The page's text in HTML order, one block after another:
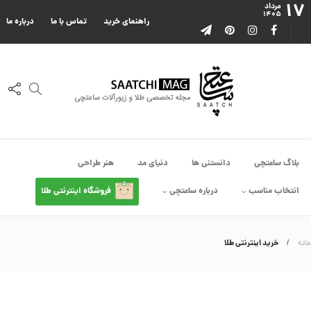
۱۷ مرداد
۱۴۰۵
درباره ما تماس با ما راهنمای خرید
بلاگ ساعتچی دانستنی ها دنیای مد هنر طراحی
انتخاب مناسب درباره ساعتچی فروشگاه اینترنتی طلا
خانه خرید اینترنتی طلا
ز
ک
ک
8